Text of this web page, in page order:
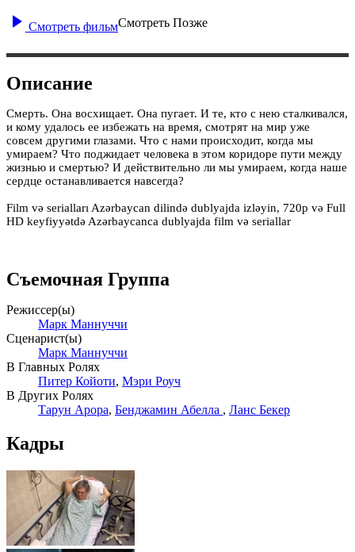
Смотреть фильмСмотреть Позже
Описание
Смерть. Она восхищает. Она пугает. И те, кто с нею сталкивался,
и кому удалось ее избежать на время, смотрят на мир уже
совсем другими глазами. Что с нами происходит, когда мы
умираем? Что поджидает человека в этом коридоре пути между
жизнью и смертью? И действительно ли мы умираем, когда наше
сердце останавливается навсегда?
Film və serialları Azərbaycan dilində dublyajda izləyin, 720p və Full
HD keyfiyyətdə Azərbaycanca dublyajda film və seriallar
Съемочная Группа
Режиссер(ы)
Марк Маннуччи
Сценарист(ы)
Марк Маннуччи
В Главных Ролях
Питер Койоти, Мэри Роуч
В Других Ролях
Тарун Арора, Бенджамин Абелла , Ланс Бекер
Кадры